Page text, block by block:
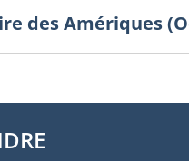
des Amériques